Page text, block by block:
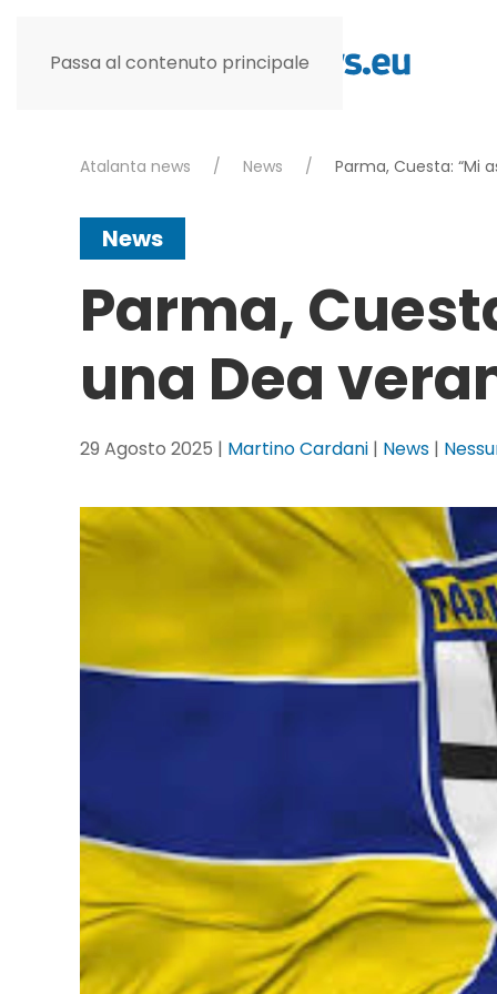
Passa al contenuto principale
Atalanta news News Parma, Cuesta: “Mi
News
Parma,
una Dea
29 Agosto 2025 | Martino Cardani | News |